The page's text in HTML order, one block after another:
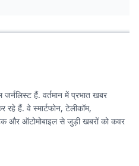
हैं. वर्तमान में प्रभात खबर
हैं. वे स्मार्टफोन, टेलीकॉम,
और ऑटोमोबाइल से जुड़ी खबरों को कवर